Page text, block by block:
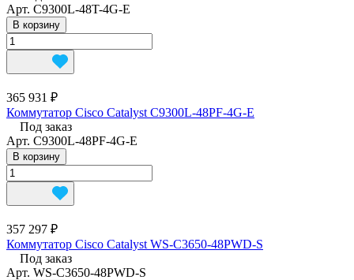
Арт. C9300L-48T-4G-E
В корзину
365 931 ₽
Коммутатор Cisco Catalyst C9300L-48PF-4G-E
Под заказ
Арт. C9300L-48PF-4G-E
В корзину
357 297 ₽
Коммутатор Cisco Catalyst WS-C3650-48PWD-S
Под заказ
Арт. WS-C3650-48PWD-S